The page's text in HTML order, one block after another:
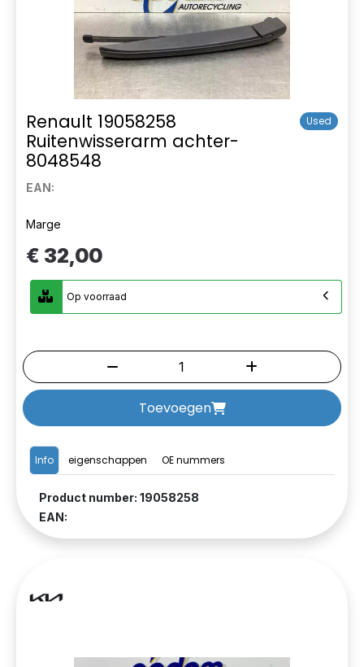
Renault 19058258
Ruitenwisserarm achter-
8048548
Used
EAN:
Info eigenschappen OE nummers
Product number: 19058258
EAN:
Marge
€ 32,00
Op voorraad
Toevoegen